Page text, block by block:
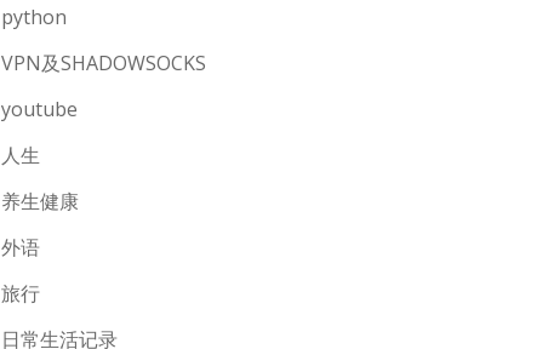
python
VPN及SHADOWSOCKS
youtube
人生
养生健康
外语
旅行
日常生活记录